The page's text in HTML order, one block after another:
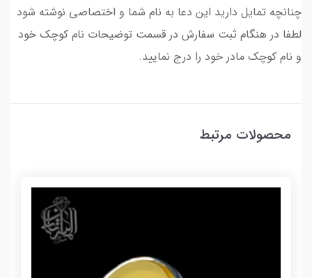
چنانچه تمایل دارید این دعا به نام شما و اختصاصی نوشته شود
لطفا در هنگام ثبت سفارش در قسمت توضیحات نام کوچک خود
و نام کوچک مادر خود را درج نمایید.
محصولات مرتبط